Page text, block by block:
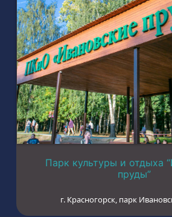
Парк культуры и отдыха
пруды”
г. Красногорск, парк